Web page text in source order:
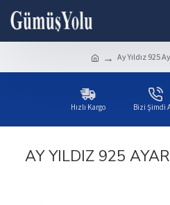
Ay Yıldız 925
Hızlı Kargo Bizi Şimdi
AY YILDIZ 925